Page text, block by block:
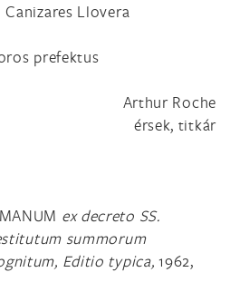
Llovera
prefektus
Arthur Roche
érsek, titkár
ex decreto SS.
summorum
Editio typica, 1962,